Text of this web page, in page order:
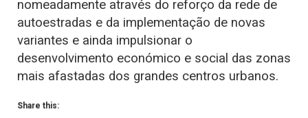
nomeadamente através do reforço da rede de
autoestradas e da implementação de novas
variantes e ainda impulsionar o
desenvolvimento económico e social das zonas
mais afastadas dos grandes centros urbanos.
Share this: